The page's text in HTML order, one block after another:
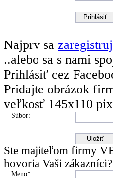
Najprv sa
..alebo sa s nami
Prihlásiť cez
Pridajte obrázok
veľkosť 145x110
Súbor:
Ste majiteľom firmy
hovoria Vaši
Meno*: